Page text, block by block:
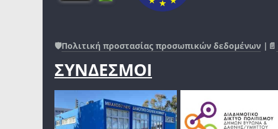
🛡️Πολιτική προστασίας προσωπικών δεδομένων |📄
ΣΥΝΔΕΣΜΟΙ